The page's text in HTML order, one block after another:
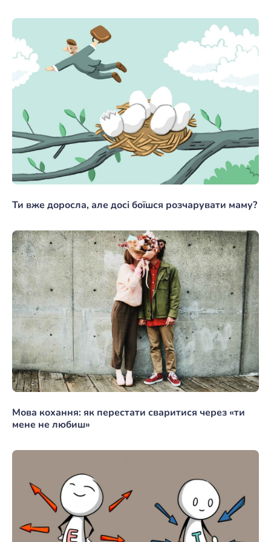
Ти вже доросла, але досі боїшся розчарувати маму?
Мова кохання: як перестати сваритися через «ти
мене не любиш»